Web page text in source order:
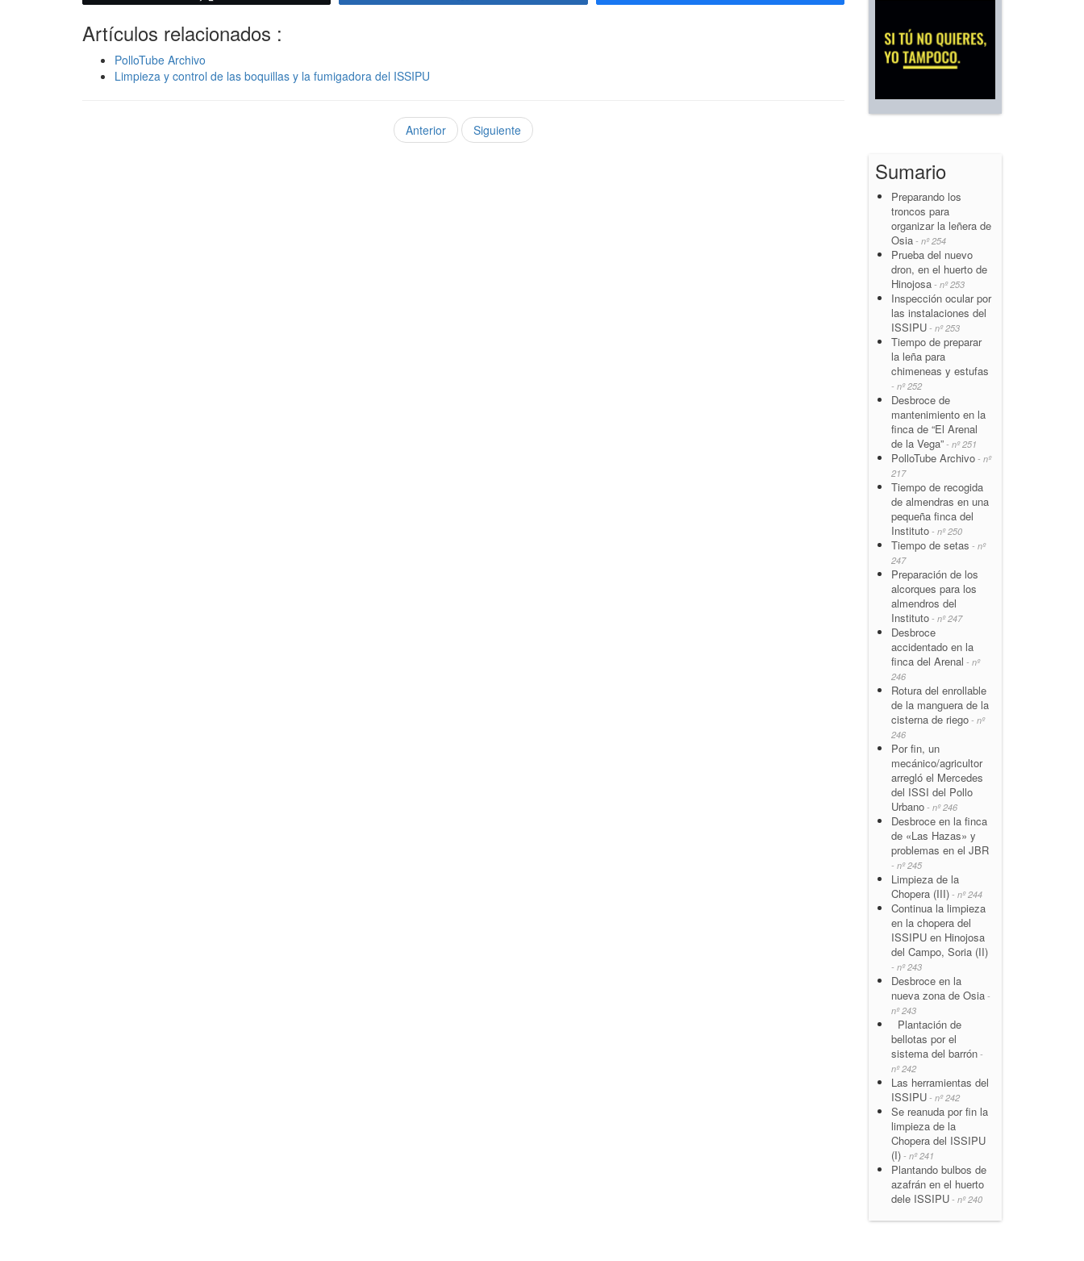
Artículos relacionados :
PolloTube Archivo
Limpieza y control de las boquillas y la fumigadora del ISSIPU
Anterior Siguiente
Sumario
Preparando los
troncos para
organizar la leñera de
Osia - nº 254
Prueba del nuevo
dron, en el huerto de
Hinojosa - nº 253
Inspección ocular por
las instalaciones del
ISSIPU - nº 253
Tiempo de preparar
la leña para
chimeneas y estufas
- nº 252
Desbroce de
mantenimiento en la
finca de “El Arenal
de la Vega” - nº 251
PolloTube Archivo - nº
217
Tiempo de recogida
de almendras en una
pequeña finca del
Instituto - nº 250
Tiempo de setas - nº
247
Preparación de los
alcorques para los
almendros del
Instituto - nº 247
Desbroce
accidentado en la
finca del Arenal - nº
246
Rotura del enrollable
de la manguera de la
cisterna de riego - nº
246
Por fin, un
mecánico/agricultor
arregló el Mercedes
del ISSI del Pollo
Urbano - nº 246
Desbroce en la finca
de «Las Hazas» y
problemas en el JBR
- nº 245
Limpieza de la
Chopera (III) - nº 244
Continua la limpieza
en la chopera del
ISSIPU en Hinojosa
del Campo, Soria (II)
- nº 243
Desbroce en la
nueva zona de Osia -
nº 243
Plantación de
bellotas por el
sistema del barrón -
nº 242
Las herramientas del
ISSIPU - nº 242
Se reanuda por fin la
limpieza de la
Chopera del ISSIPU
(I) - nº 241
Plantando bulbos de
azafrán en el huerto
dele ISSIPU - nº 240